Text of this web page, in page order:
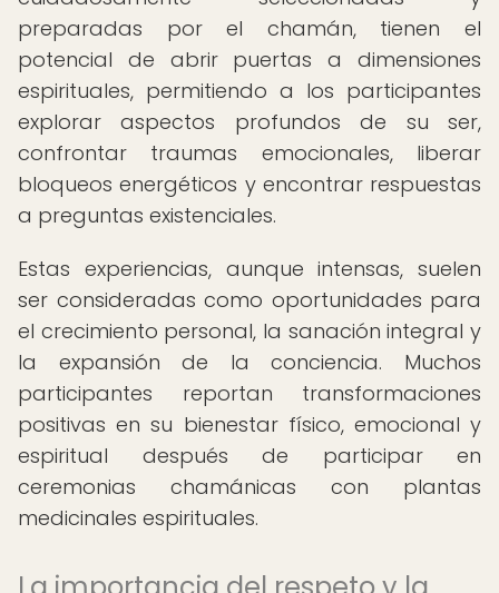
preparadas por el chamán, tienen el
potencial de abrir puertas a dimensiones
espirituales, permitiendo a los participantes
explorar aspectos profundos de su ser,
confrontar traumas emocionales, liberar
bloqueos energéticos y encontrar respuestas
a preguntas existenciales.
Estas experiencias, aunque intensas, suelen
ser consideradas como oportunidades para
el crecimiento personal, la sanación integral y
la expansión de la conciencia. Muchos
participantes reportan transformaciones
positivas en su bienestar físico, emocional y
espiritual después de participar en
ceremonias chamánicas con plantas
medicinales espirituales.